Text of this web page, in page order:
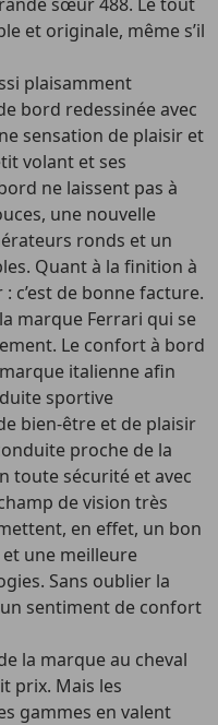
et originale, même s’il
plaisamment
bord redessinée avec
sensation de plaisir et
volant et ses
ne laissent pas à
une nouvelle
ronds et un
Quant à la finition à
c’est de bonne facture.
marque Ferrari qui se
Le confort à bord
italienne afin
sportive
bien-être et de plaisir
proche de la
toute sécurité et avec
de vision très
en effet, un bon
une meilleure
Sans oublier la
sentiment de confort
la marque au cheval
prix. Mais les
gammes en valent